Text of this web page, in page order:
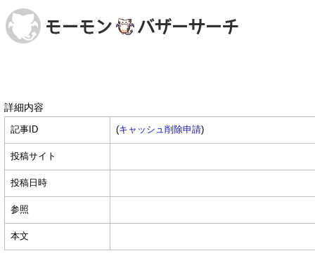
詳細内容
記事ID (キャッシュ削除申請)
投稿サイト
投稿日時
参照
本文